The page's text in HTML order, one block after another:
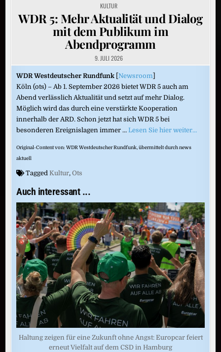
POSTED
IN
KULTUR
WDR 5: Mehr Aktualität und Dialog
mit dem Publikum im
Abendprogramm
9. JULI 2026
WDR Westdeutscher Rundfunk [Newsroom]
Köln (ots) – Ab 1. September 2026 bietet WDR 5 auch am
Abend verlässlich Aktualität und setzt auf mehr Dialog.
Möglich wird das durch eine verstärkte Kooperation
innerhalb der ARD. Schon jetzt hat sich WDR 5 bei
besonderen Ereignislagen immer … Lesen Sie hier weiter…
Original-Content von: WDR Westdeutscher Rundfunk, übermittelt durch news
aktuell
Tagged Kultur,Ots
Auch interessant ...
Haltung zeigen für eine Zukunft ohne Angst: Europcar feiert
erneut Vielfalt auf dem CSD in Hamburg